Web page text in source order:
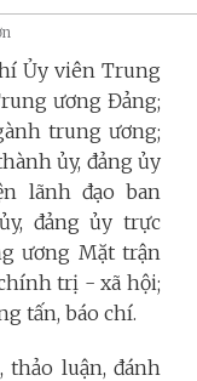
Ủy viên Trung
ương Đảng;
trung ương;
ủy, đảng ủy
lãnh đạo ban
đảng ủy trực
ương Mặt trận
trị - xã hội;
tấn, báo chí.
luận, đánh